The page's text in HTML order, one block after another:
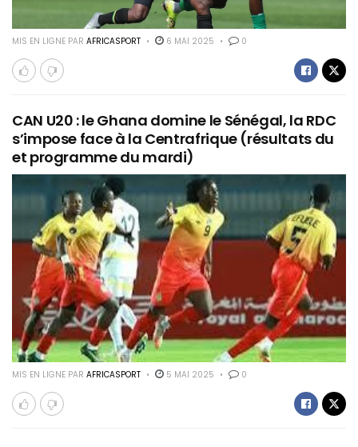
MIS EN LIGNE PAR AFRICASPORT 6 MAI 2025 0
CAN U20 : le Ghana domine le Sénégal, la RDC
s’impose face à la Centrafrique (résultats du
et programme du mardi)
MIS EN LIGNE PAR AFRICASPORT 5 MAI 2025 0